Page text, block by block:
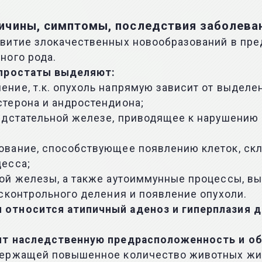
симптомы, последствия
злокачественных новообразований в
рода.
выделяют:
т.к. опухоль напрямую зависит от
и андростендиона;
железе, приводящее к
способствующее появлению клеток,
железы, а также аутоиммунные процессы,
деления и появление опухоли.
атипичный аденоз и гиперплазия
наследственную предрасположенность и
повышенное количество животных